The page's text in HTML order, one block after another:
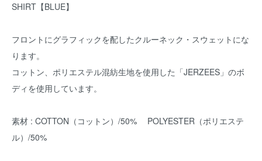
SHIRT【BLUE】
フロントにグラフィックを配したクルーネック・スウェットにな
ります。
コットン、ポリエステル混紡生地を使用した「JERZEES」のボ
ディを使用しています。
素材 : COTTON（コットン）/50% POLYESTER（ポリエステ
ル）/50%